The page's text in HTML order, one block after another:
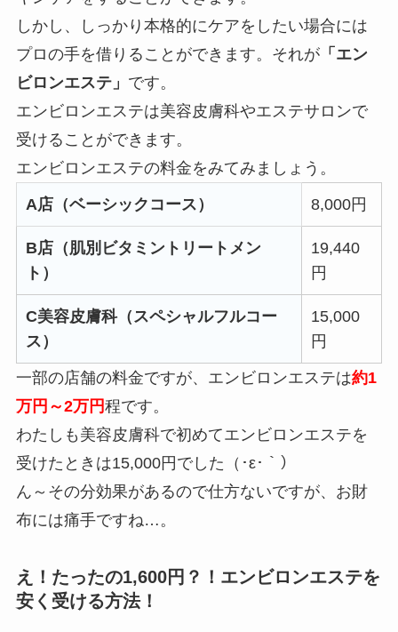
しかし、しっかり本格的にケアをしたい場合には
プロの手を借りることができます。それが「エン
ビロンエステ」 です。
エンビロンエステは美容皮膚科やエステサロンで
受けることができます。
エンビロンエステの料金をみてみましょう。
A店（ベーシックコース） 8,000円
B店（肌別ビタミントリートメン
ト）
19,440
円
C美容皮膚科（スペシャルフルコー
ス）
15,000
円
一部の店舗の料金ですが、エンビロンエステは約1
万円～2万円程です。
わたしも美容皮膚科で初めてエンビロンエステを
受けたときは15,000円でした（･ε･｀）
ん～その分効果があるので仕方ないですが、お財
布には痛手ですね…。
え！たったの1,600円？！エンビロンエステを
安く受ける方法！